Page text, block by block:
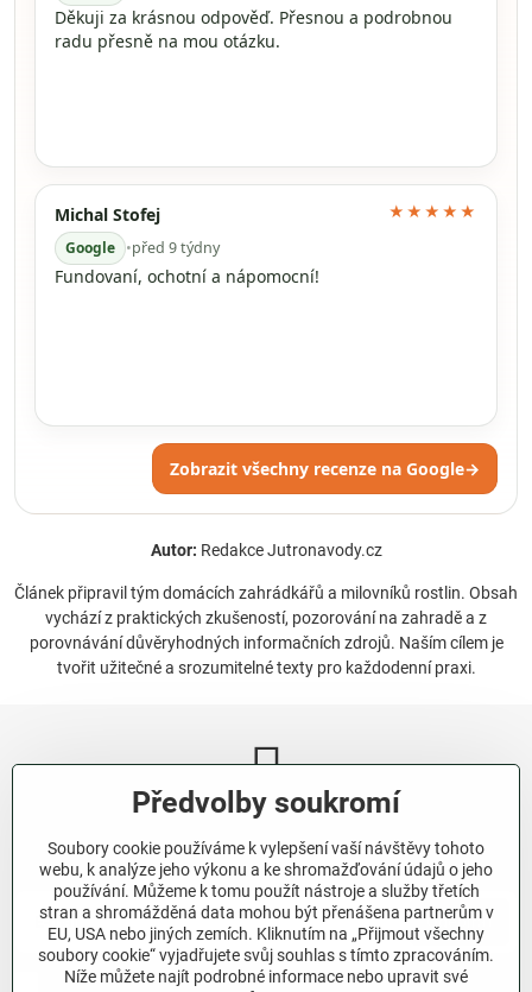
Děkuji za krásnou odpověď. Přesnou a podrobnou
radu přesně na mou otázku.
Michal Stofej
Google •před 9 týdny
★★★★★
Fundovaní, ochotní a nápomocní!
Zobrazit všechny recenze na Google→
Autor: Redakce Jutronavody.cz
Článek připravil tým domácích zahrádkářů a milovníků rostlin. Obsah
vychází z praktických zkušeností, pozorování na zahradě a z
porovnávání důvěryhodných informačních zdrojů. Naším cílem je
tvořit užitečné a srozumitelné texty pro každodenní praxi.
Newsletter
Odebírat naše novinky:
Odebírat
Chci se přihlásit k odběru novinek e-mailem.
Předvolby soukromí
Soubory cookie používáme k vylepšení vaší návštěvy tohoto
webu, k analýze jeho výkonu a ke shromažďování údajů o jeho
používání. Můžeme k tomu použít nástroje a služby třetích
stran a shromážděná data mohou být přenášena partnerům v
EU, USA nebo jiných zemích. Kliknutím na „Přijmout všechny
soubory cookie“ vyjadřujete svůj souhlas s tímto zpracováním.
Níže můžete najít podrobné informace nebo upravit své